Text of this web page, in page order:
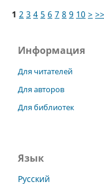
1 2 3 4 5 6 7 8 9 10 > >>
Информация
Для читателей
Для авторов
Для библиотек
Язык
Русский